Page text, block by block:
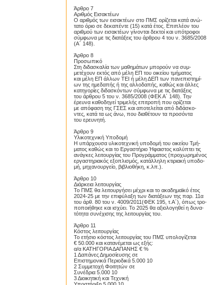
Άρθρο 7
Αριθμός Εισακτέων
Ο αριθμός των εισακτέων στο ΠΜΣ ορίζεται κατά ανώ-
τατο όριο σε δεκαπέντε (15) κατά έτος. Επιπλέον του
αριθμού των εισακτέων γίνονται δεκτοί και υπότροφοι
σύμφωνα με τις διατάξεις του άρθρου 4 του ν. 3685/2008
(Α΄ 148).
Άρθρο 8
Προσωπικό
Στη διδασκαλία των μαθημάτων μπορούν να συμ-
μετέχουν εκτός από μέλη ΕΠ του οικείου τμήματος
και μέλη ΕΠ άλλων ΤΕΙ ή μέλη ΔΕΠ των πανεπιστημί-
ων της ημεδαπής ή της αλλοδαπής, καθώς και άλλες
κατηγορίες διδασκόντων σύμφωνα με τις διατάξεις
του άρθρου 5 του ν. 3685/2008 (ΦΕΚ Α΄ 148). Την
έρευνα καθοδηγεί τριμελής επιτροπή που ορίζεται
με απόφαση της ΓΣΕΣ και αποτελείται από διδάσκο-
ντες, κατά τα ως άνω, που διαθέτουν τα προσόντα
του ερευνητή.
Άρθρο 9
Υλικοτεχνική Υποδομή
Η υπάρχουσα υλικοτεχνική υποδομή του οικείου Τμή-
ματος καθώς και το Εργαστήριο Ήφαιστος καλύπτει τις
ανάγκες λειτουργίας του Προγράμματος (προχωρημένος
εργαστηριακός εξοπλισμός, κατάλληλη κτιριακή υποδο-
μή, μηχανουργείο, βιβλιοθήκη, κ.λπ.).
Άρθρο 10
Διάρκεια λειτουργίας
Το ΠΜΣ θα λειτουργήσει μέχρι και το ακαδημαϊκό έτος
2024-25 με την επιφύλαξη των διατάξεων της παρ. 11α
του άρθ. 80 του ν. 4009/2011(ΦΕΚ 195, τ.Α΄), όπως τρο-
ποποιήθηκε και ισχύει. Το 2025 θα αξιολογηθεί η δυνα-
τότητα συνέχισης της λειτουργίας του.
Άρθρο 11
Κόστος λειτουργίας
Το ετήσιο κόστος λειτουργίας του ΠΜΣ υπολογίζεται
€ 50.000 και κατανέμεται ως εξής:
α/α ΚΑΤΗΓΟΡΙΑ ΔΑΠΑΝΗΣ € %
1 Δαπάνες Δημοσίευσης σε
Επιστημονικά Περιοδικά 5.000 10
2 Συμμετοχή Φοιτητών σε
Συνέδρια 5.000 10
3 Διοικητική και Τεχνική